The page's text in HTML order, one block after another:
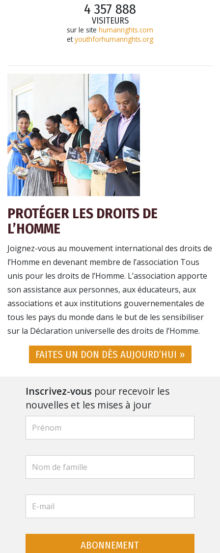
4 357 888
VISITEURS
sur le site humanrights.com
etyouthforhumanrights.org
PROTÉGER LES DROITS DE
L’HOMME
Joignez-vous au mouvement international des droits de
l’Homme en devenant membre de l’association Tous
unis pour les droits de l’Homme. L’association apporte
son assistance aux personnes, aux éducateurs, aux
associations et aux institutions gouvernementales de
tous les pays du monde dans le but de les sensibiliser
sur la Déclaration universelle des droits de l’Homme.
FAITES UN DON DÈS AUJOURD’HUI »
Inscrivez-vous pour recevoir les
nouvelles et les mises à jour
ABONNEMENT